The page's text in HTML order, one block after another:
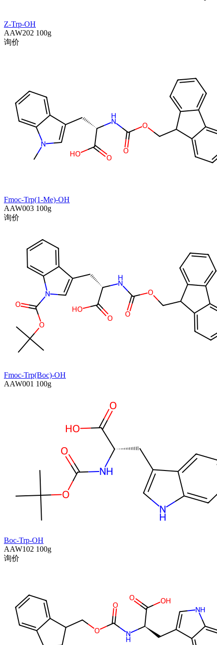
Z-Trp-OH
AAW202 100g
询价
Fmoc-Trp(1-Me)-OH
AAW003 100g
询价
Fmoc-Trp(Boc)-OH
AAW001 100g
Boc-Trp-OH
AAW102 100g
询价